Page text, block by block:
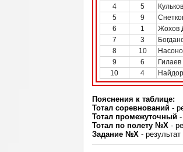
4
5
5
9
6
1 Жохов
7
3
8
10
9
6
10
4
Пояснения к таблице:
Тотал соревнований -
Тотал промежуточный
Тотал по полету №Х -
Задание №Х -